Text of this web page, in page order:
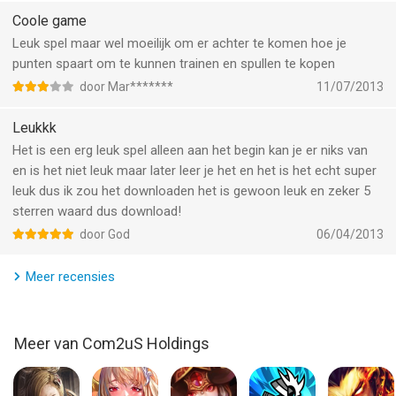
UITGEBREIDE MIJN BATTER & MIJN PITCHER MODE
Train om meer punten te verkrijgen, nieuwe speciale
bewegingen en statusverhogende nicknames terwijl je van
beginner naar Superstar veranderd.
NETWERKWEDSTRIJDEN & SPELERS UITWISSELEN
Ruil spelers met je vrienden of neem het op tegen andere
teams over de hele wereld in PVP wedstrijden.
VERZAMEL SUPERSPELERS, ACHIEVEMENTS EN MEER
verwelkomen. Ga achter de verschillende verhaaleindes aan of
Facebook http://facebook.com/gamevil
Twitter http://twitter.com/gamevil
YouTube http://youtube.com/gamevil
playing. But fix these bugs and you get the 5stars. For now 3
Coole game
Leuk spel maar wel moeilijk om er achter te komen hoe je
punten spaart om te kunnen trainen en spullen te kopen
door Mar******* 11/07/2013
Leukkk
Het is een erg leuk spel alleen aan het begin kan je er niks van
en is het niet leuk maar later leer je het en het is het echt super
leuk dus ik zou het downloaden het is gewoon leuk en zeker 5
sterren waard dus download!
door God 06/04/2013
Meer recensies
Meer van Com2uS Holdings